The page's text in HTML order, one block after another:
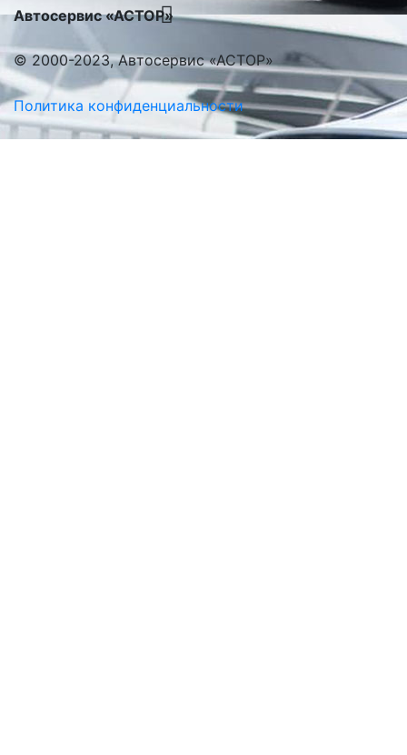
Автосервис «АСТОР»
© 2000-2023, Автосервис «АСТОР»
Политика конфиденциальности